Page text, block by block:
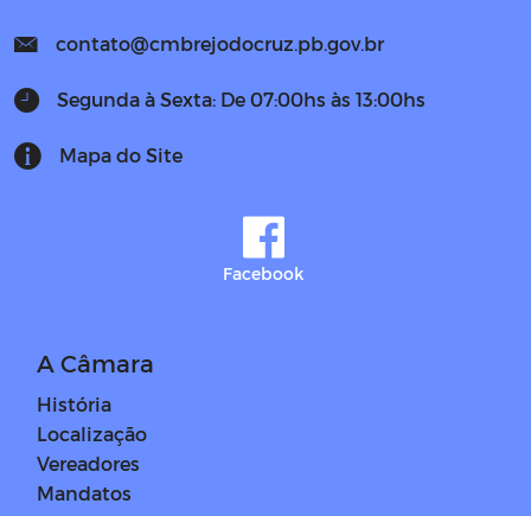
contato@cmbrejodocruz.pb.gov.br
Segunda à Sexta: De 07:00hs às 13:00hs
Mapa do Site
Facebook
A Câmara
História
Localização
Vereadores
Mandatos